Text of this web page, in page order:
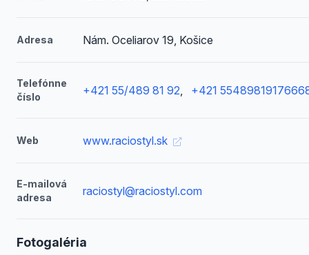
Adresa Nám. Oceliarov 19, Košice
Telefónne
číslo
+421 55/489 81 92, +421
Web www.raciostyl.sk
E-mailová
adresa
raciostyl@raciostyl.com
Fotogaléria